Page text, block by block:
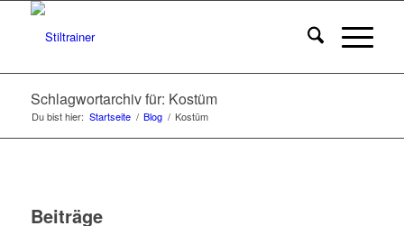
Schlagwortarchiv für: Kostüm
Du bist hier: Startseite / Blog / Kostüm
Beiträge